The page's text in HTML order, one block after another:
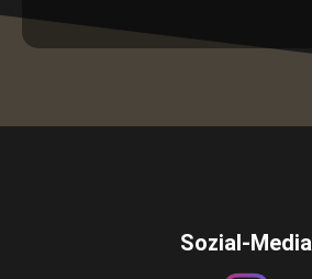
Sozial-Media